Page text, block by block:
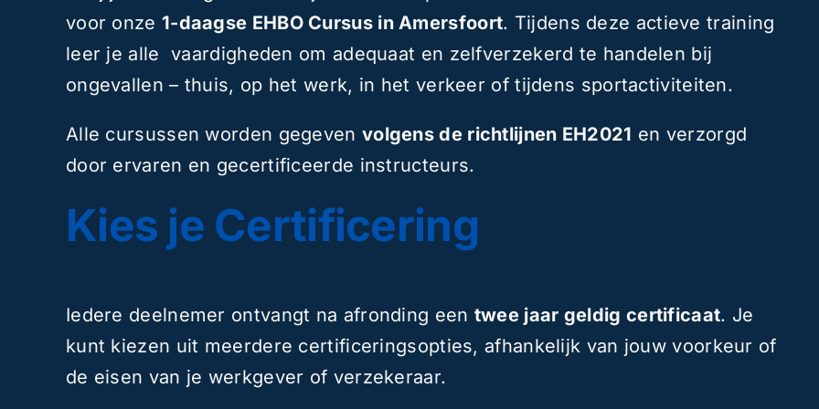
voor onze 1-daagse EHBO Cursus in Amersfoort. Tijdens deze actieve training
leer je alle vaardigheden om adequaat en zelfverzekerd te handelen bij
ongevallen – thuis, op het werk, in het verkeer of tijdens sportactiviteiten.
Alle cursussen worden gegeven volgens de richtlijnen EH2021 en verzorgd
door ervaren en gecertificeerde instructeurs.
Kies je Certificering
Iedere deelnemer ontvangt na afronding een twee jaar geldig certificaat. Je
kunt kiezen uit meerdere certificeringsopties, afhankelijk van jouw voorkeur of
de eisen van je werkgever of verzekeraar.